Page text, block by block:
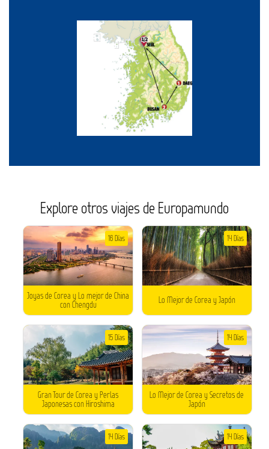
Explore otros viajes de Europamundo
Joyas de Corea y Lo mejor de China
con Chengdu
16 Días
Lo Mejor de Corea y Japón
14 Días
Gran Tour de Corea y Perlas
Japonesas con Hiroshima
15 Días
Lo Mejor de Corea y Secretos de
Japón
14 Días
14 Días 14 Días